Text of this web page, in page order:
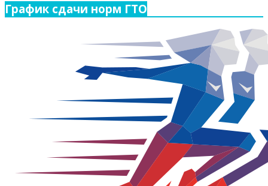
График сдачи норм ГТО